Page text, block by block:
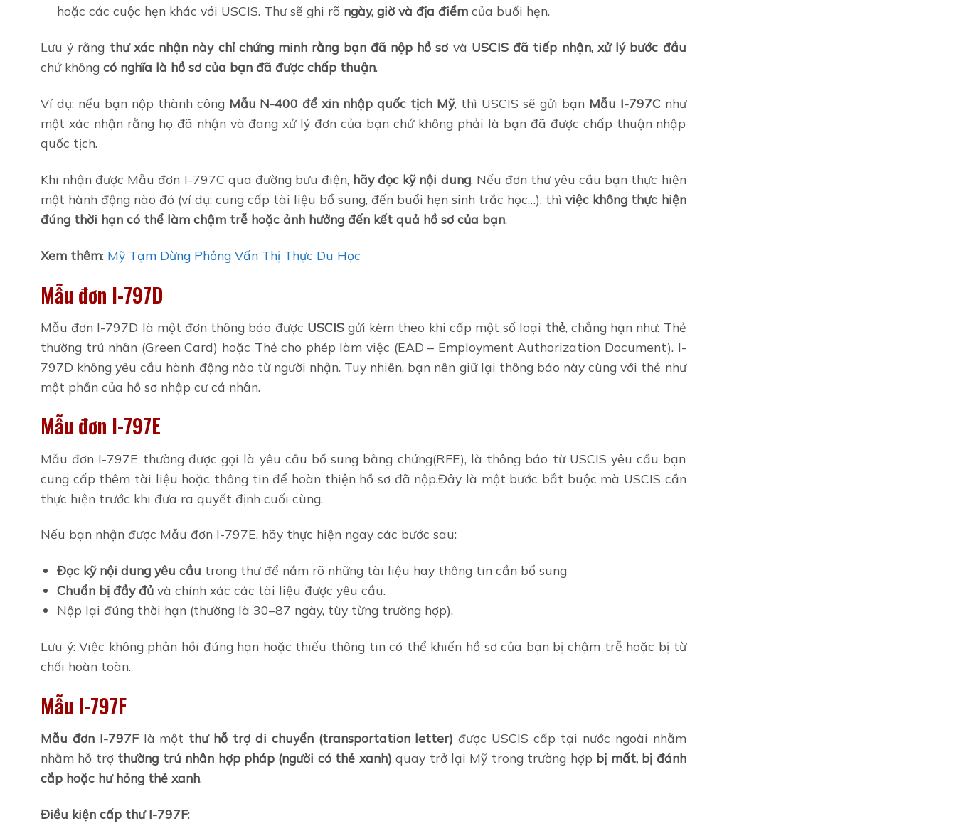
hoặc các cuộc hẹn khác với USCIS. Thư sẽ ghi rõ ngày, giờ và địa điểmcủa buổi hẹn.
Lưu ý rằng thư xác nhận này chỉ chứng minh rằng bạn đã nộp hồ sơ và USCIS đã tiếp nhận, xử lý bước đầu
chứ không có nghĩa là hồ sơ của bạn đã được chấp thuận.
Ví dụ: nếu bạn nộp thành công Mẫu N-400 để xin nhập quốc tịch Mỹ, thì USCIS sẽ gửi bạn Mẫu I-797Cnhư
một xác nhận rằng họ đã nhận và đang xử lý đơn của bạn chứ không phải là bạn đã được chấp thuận nhập
quốc tịch.
Khi nhận được Mẫu đơn I-797C qua đường bưu điện, hãy đọc kỹ nội dung. Nếu đơn thư yêu cầu bạn thực hiện
một hành động nào đó (ví dụ: cung cấp tài liệu bổ sung, đến buổi hẹn sinh trắc học…), thìviệc không thực hiện
đúng thời hạn có thể làm chậm trễ hoặc ảnh hưởng đến kết quả hồ sơ của bạn.
Xem thêm: Mỹ Tạm Dừng Phỏng Vấn Thị Thực Du Học
Mẫu đơn I-797D
Mẫu đơn I-797D là một đơn thông báo được USCISgửi kèm theo khi cấp một số loại thẻ, chẳng hạn như: Thẻ
thường trú nhân (Green Card) hoặc Thẻ cho phép làm việc (EAD – Employment Authorization Document). I-
797D không yêu cầu hành động nào từ người nhận. Tuy nhiên, bạn nên giữ lại thông báo này cùng với thẻ như
một phần của hồ sơ nhập cư cá nhân.
Mẫu đơn I-797E
Mẫu đơn I-797E thường được gọi là yêu cầu bổ sung bằng chứng(RFE), là thông báo từ USCIS yêu cầu bạn
cung cấp thêm tài liệu hoặc thông tin để hoàn thiện hồ sơ đã nộp.Đây là một bước bắt buộc mà USCIS cần
thực hiện trước khi đưa ra quyết định cuối cùng.
Nếu bạn nhận được Mẫu đơn I-797E, hãy thực hiện ngay các bước sau:
Đọc kỹ nội dung yêu cầu trong thư để nắm rõ những tài liệu hay thông tin cần bổ sung
Chuẩn bị đầy đủvà chính xác các tài liệu được yêu cầu.
Nộp lại đúng thời hạn (thường là 30–87 ngày, tùy từng trường hợp).
Lưu ý: Việc không phản hồi đúng hạn hoặc thiếu thông tin có thể khiến hồ sơ của bạn bị chậm trễ hoặc bị từ
chối hoàn toàn.
Mẫu I-797F
Mẫu đơn I-797Flà một thư hỗ trợ di chuyển (transportation letter) được USCIS cấp tại nước ngoài nhằm
nhằm hỗ trợ thường trú nhân hợp pháp (người có thẻ xanh) quay trở lại Mỹ trong trường hợp bị mất, bị đánh
cắp hoặc hư hỏng thẻ xanh.
Điều kiện cấp thư I-797F: